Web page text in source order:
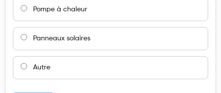
Pompe à chaleur
Panneaux solaires
Autre